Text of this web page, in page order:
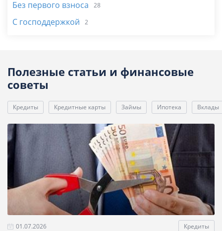
Без первого взноса 28
С господдержкой 2
Полезные статьи и финансовые
советы
Кредиты Кредитные карты Займы Ипотека Вклады
01.07.2026 Кредиты